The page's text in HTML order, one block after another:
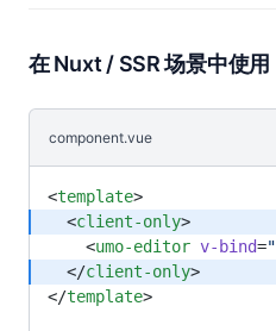
在 Nuxt / SSR 场景中使用
component.vue
<template>
  <
client-only>
    <
umo-editor v-bind="
  </
client-only>
</template>